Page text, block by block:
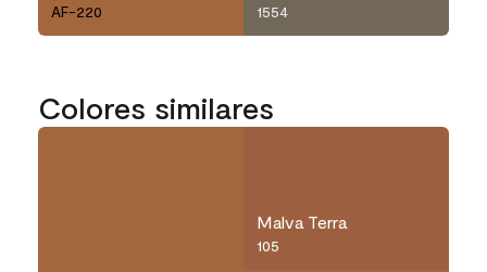
AF-220 1554
Colores similares
Malva Terra
105